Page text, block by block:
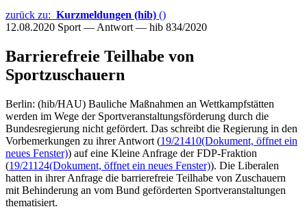
zurück zu: Kurzmeldungen (hib) ()
12.08.2020 Sport — Antwort — hib 834/2020
Barrierefreie Teilhabe von
Sportzuschauern
Berlin: (hib/HAU) Bauliche Maßnahmen an Wettkampfstätten
werden im Wege der Sportveranstaltungsförderung durch die
Bundesregierung nicht gefördert. Das schreibt die Regierung in den
Vorbemerkungen zu ihrer Antwort (19/21410(Dokument, öffnet ein
neues Fenster)) auf eine Kleine Anfrage der FDP-Fraktion
(19/21124(Dokument, öffnet ein neues Fenster)). Die Liberalen
hatten in ihrer Anfrage die barrierefreie Teilhabe von Zuschauern
mit Behinderung an vom Bund geförderten Sportveranstaltungen
thematisiert.